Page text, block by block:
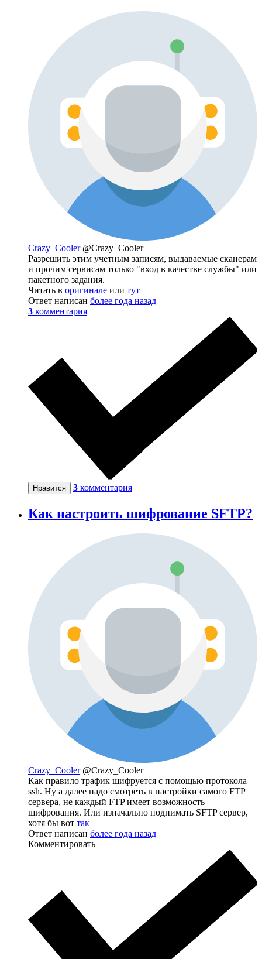
Crazy_Cooler @Crazy_Cooler
Разрешить этим учетным записям, выдаваемые сканерам
и прочим сервисам только "вход в качестве службы" или
пакетного задания.
Читать в оригинале или тут
Ответ написан более года назад
3 комментария
Нравится 3 комментария
Как настроить шифрование SFTP?
Crazy_Cooler @Crazy_Cooler
Как правило трафик шифруется с помощью протокола
ssh. Ну а далее надо смотреть в настройки самого FTP
сервера, не каждый FTP имеет возможность
шифрования. Или изначально поднимать SFTP сервер,
хотя бы вот так
Ответ написан более года назад
Комментировать